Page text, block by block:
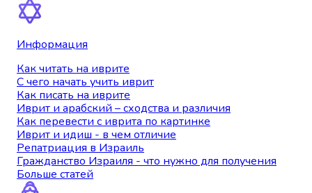
Информация
Как читать на иврите
С чего начать учить иврит
Как писать на иврите
Иврит и арабский – сходства и различия
Как перевести с иврита по картинке
Иврит и идиш - в чем отличие
Репатриация в Израиль
Гражданство Израиля - что нужно для получения
Больше статей